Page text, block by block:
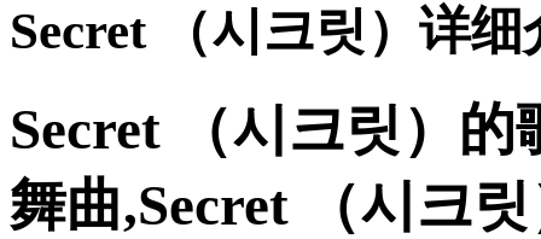
Secret （시크릿）详细
Secret （시크릿）
舞曲,Secret （시크